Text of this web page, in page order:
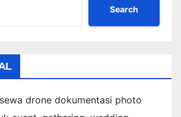
Search
drone dokumentasi photo